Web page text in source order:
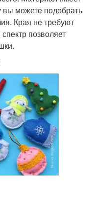
вы можете подобрать
Края не требуют
позволяет